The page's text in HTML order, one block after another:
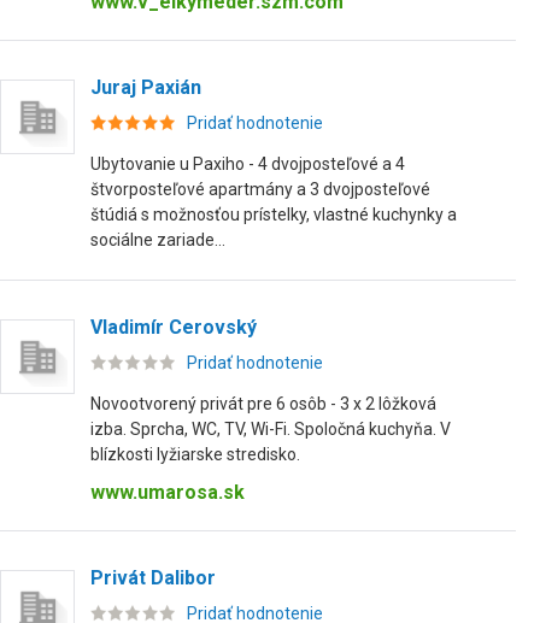
Juraj Paxián
Pridať hodnotenie
Ubytovanie u Paxiho - 4 dvojposteľové a 4
štvorposteľové apartmány a 3 dvojposteľové
štúdiá s možnosťou prístelky, vlastné kuchynky a
sociálne zariade...
Vladimír Cerovský
Pridať hodnotenie
Novootvorený privát pre 6 osôb - 3 x 2 lôžková
izba. Sprcha, WC, TV, Wi-Fi. Spoločná kuchyňa. V
blízkosti lyžiarske stredisko.
www.umarosa.sk
Privát Dalibor
Pridať hodnotenie